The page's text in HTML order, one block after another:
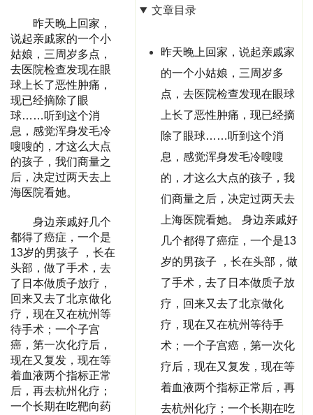
文章目录
昨天晚上回家，说起亲戚家
的一个小姑娘，三周岁多
点，去医院检查发现在眼球
上长了恶性肿痛，现已经摘
除了眼球……听到这个消
息，感觉浑身发毛冷嗖嗖
的，才这么大点的孩子，我
们商量之后，决定过两天去
上海医院看她。 身边亲戚好
几个都得了癌症，一个是13
岁的男孩子 ，长在头部，做
了手术，去了日本做质子放
疗，回来又去了北京做化
疗，现在又在杭州等待手
术；一个子宫癌，第一次化
疗后，现在又复发，现在等
着血液两个指标正常后，再
去杭州化疗；一个长期在吃
昨天晚上回家，
说起亲戚家的一个小
姑娘，三周岁多点，
去医院检查发现在眼
球上长了恶性肿痛，
现已经摘除了眼
球……听到这个消
息，感觉浑身发毛冷
嗖嗖的，才这么大点
的孩子，我们商量之
后，决定过两天去上
海医院看她。
身边亲戚好几个
都得了癌症，一个是
13岁的男孩子 ，长在
头部，做了手术，去
了日本做质子放疗，
回来又去了北京做化
疗，现在又在杭州等
待手术；一个子宫
癌，第一次化疗后，
现在又复发，现在等
着血液两个指标正常
后，再去杭州化疗；
一个长期在吃靶向药